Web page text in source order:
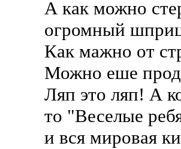
А как можно
огромный
Как мажно от
Можно еше
Ляп это ляп! А
то "Веселые
и вся мировая